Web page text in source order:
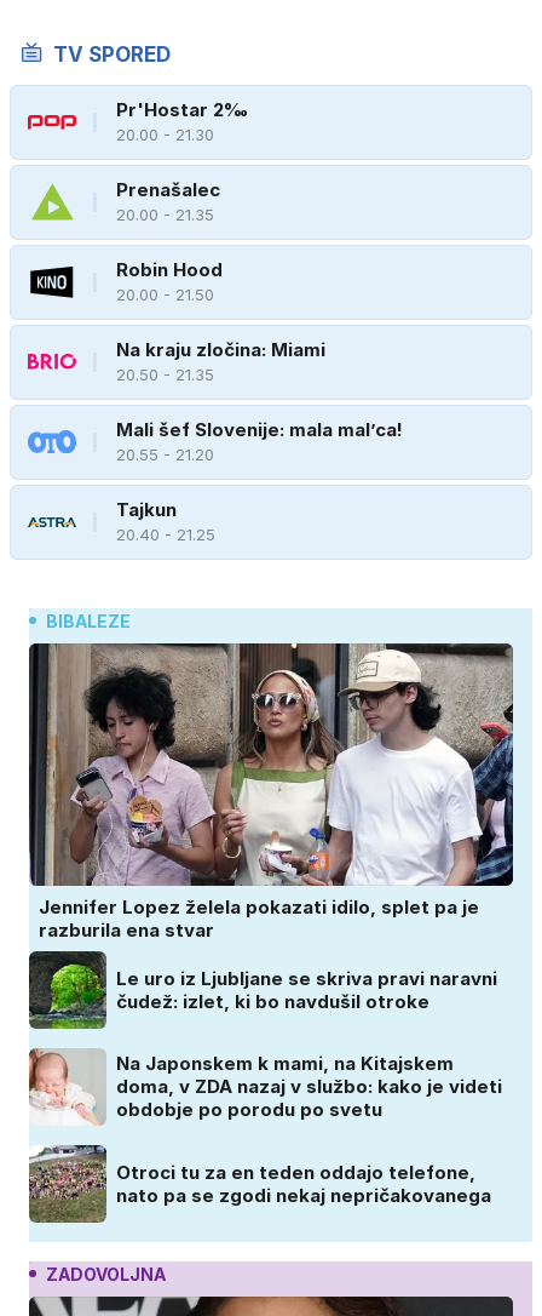
TV SPORED
Pr'Hostar 2‰
20.00 - 21.30
Prenašalec
20.00 - 21.35
Robin Hood
20.00 - 21.50
Na kraju zločina: Miami
20.50 - 21.35
Mali šef Slovenije: mala mal’ca!
20.55 - 21.20
Tajkun
20.40 - 21.25
BIBALEZE
Jennifer Lopez želela pokazati idilo, splet pa je
razburila ena stvar
Le uro iz Ljubljane se skriva pravi naravni
čudež: izlet, ki bo navdušil otroke
Na Japonskem k mami, na Kitajskem
doma, v ZDA nazaj v službo: kako je videti
obdobje po porodu po svetu
Otroci tu za en teden oddajo telefone,
nato pa se zgodi nekaj nepričakovanega
ZADOVOLJNA